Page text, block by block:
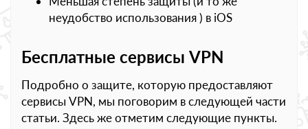
неудобство использования ) в iOS
Бесплатные сервисы VPN
Подробно о защите, которую предоставляют
сервисы VPN, мы поговорим в следующей части
статьи. Здесь же отметим следующие пункты.